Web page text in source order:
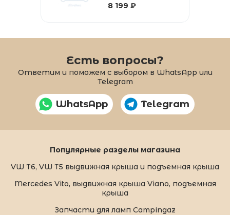
8 199 ₽
Есть вопросы?
Ответим и поможем с выбором в WhatsApp или
Telegram
WhatsApp Telegram
Популярные разделы магазина
VW T6, VW T5 выдвижная крыша и подъемная крыша
Mercedes Vito, выдвижная крыша Viano, подъемная
крыша
Запчасти для ламп Campingaz